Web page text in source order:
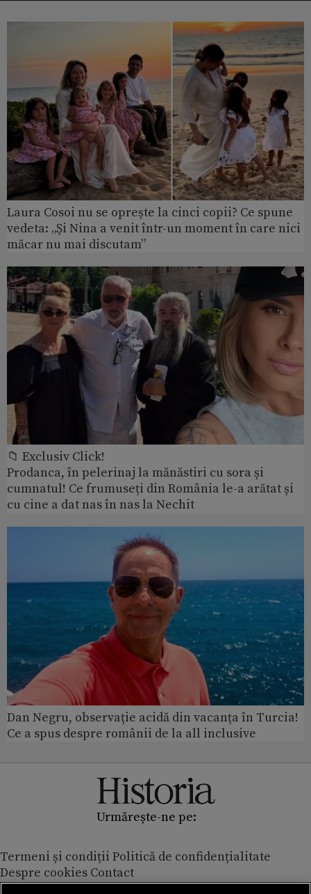
Laura Cosoi nu se oprește la cinci copii? Ce spune
vedeta: „Și Nina a venit într-un moment în care nici
măcar nu mai discutam”
📁 Exclusiv Click!
Prodanca, în pelerinaj la mănăstiri cu sora și
cumnatul! Ce frumuseți din România le-a arătat și
cu cine a dat nas în nas la Nechit
Dan Negru, observație acidă din vacanța în Turcia!
Ce a spus despre românii de la all inclusive
Urmărește-ne pe:
Termeni și condiții Politică de confidențialitate
Despre cookies Contact
Modifică preferințe pentru confidențialitate